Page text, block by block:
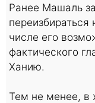
Ранее Машаль
числе его
фактического
Ханию.
Тем не менее, в